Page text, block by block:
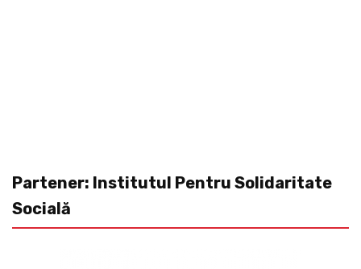
Partener: Institutul Pentru Solidaritate
Socială